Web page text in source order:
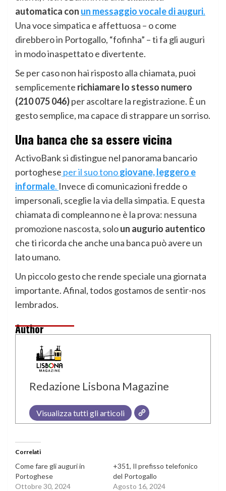
automatica con un messaggio vocale di auguri.
Una voce simpatica e affettuosa – o come
direbbero in Portogallo, “fofinha” – ti fa gli auguri
in modo inaspettato e divertente.
Se per caso non hai risposto alla chiamata, puoi
semplicemente richiamare lo stesso numero
(210 075 046)per ascoltare la registrazione. È un
gesto semplice, ma capace di strappare un sorriso.
Una banca che sa essere vicina
ActivoBank si distingue nel panorama bancario
portoghese per il suo tonogiovane, leggero e
informale. Invece di comunicazioni fredde o
impersonali, sceglie la via della simpatia. E questa
chiamata di compleanno ne è la prova: nessuna
promozione nascosta, soloun augurio autentico
che ti ricorda che anche una banca può avere un
lato umano.
Un piccolo gesto che rende speciale una giornata
importante. Afinal, todos gostamos de sentir-nos
lembrados.
Author
Redazione Lisbona Magazine
Visualizza tutti gli articoli
Correlati
Come fare gli auguri in
Portoghese
Ottobre 30, 2024
+351, Il prefisso telefonico
del Portogallo
Agosto 16, 2024